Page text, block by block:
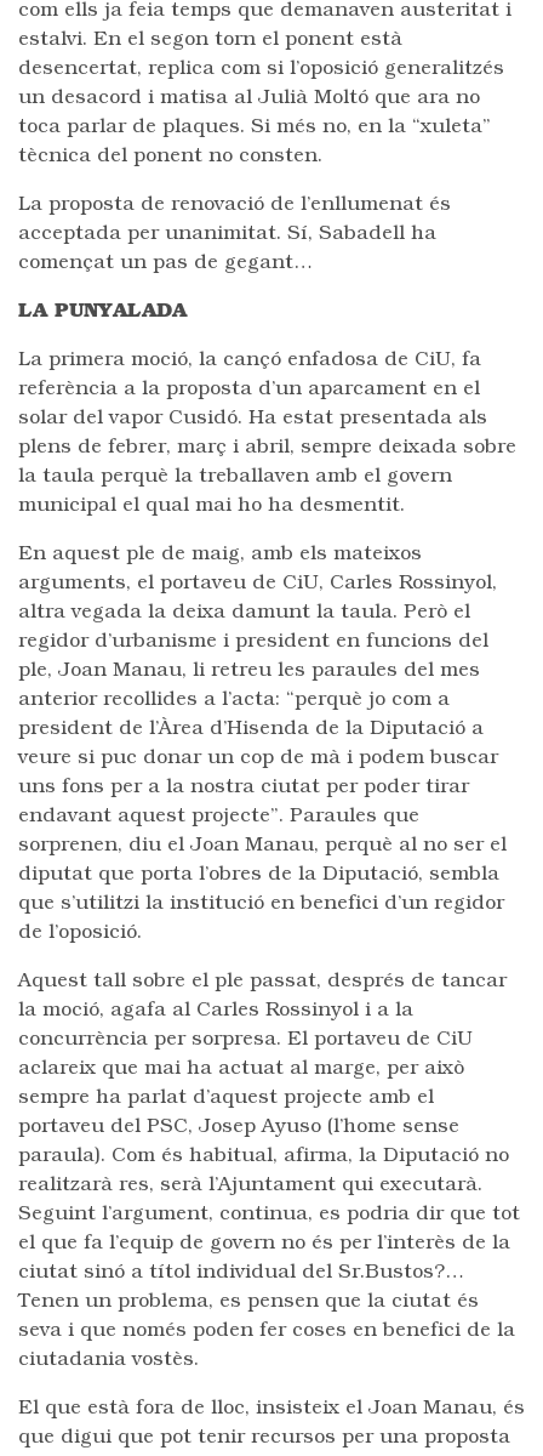
com ells ja feia temps que demanaven austeritat i
estalvi. En el segon torn el ponent està
desencertat, replica com si l’oposició generalitzés
un desacord i matisa al Julià Moltó que ara no
toca parlar de plaques. Si més no, en la “xuleta”
tècnica del ponent no consten.
La proposta de renovació de l’enllumenat és
acceptada per unanimitat. Sí, Sabadell ha
començat un pas de gegant…
LA PUNYALADA
La primera moció, la cançó enfadosa de CiU, fa
referència a la proposta d’un aparcament en el
solar del vapor Cusidó. Ha estat presentada als
plens de febrer, març i abril, sempre deixada sobre
la taula perquè la treballaven amb el govern
municipal el qual mai ho ha desmentit.
En aquest ple de maig, amb els mateixos
arguments, el portaveu de CiU, Carles Rossinyol,
altra vegada la deixa damunt la taula. Però el
regidor d’urbanisme i president en funcions del
ple, Joan Manau, li retreu les paraules del mes
anterior recollides a l’acta: “perquè jo com a
president de l’Àrea d’Hisenda de la Diputació a
veure si puc donar un cop de mà i podem buscar
uns fons per a la nostra ciutat per poder tirar
endavant aquest projecte”. Paraules que
sorprenen, diu el Joan Manau, perquè al no ser el
diputat que porta l’obres de la Diputació, sembla
que s’utilitzi la institució en benefici d’un regidor
de l’oposició.
Aquest tall sobre el ple passat, després de tancar
la moció, agafa al Carles Rossinyol i a la
concurrència per sorpresa. El portaveu de CiU
aclareix que mai ha actuat al marge, per això
sempre ha parlat d’aquest projecte amb el
portaveu del PSC, Josep Ayuso (l’home sense
paraula). Com és habitual, afirma, la Diputació no
realitzarà res, serà l’Ajuntament qui executarà.
Seguint l’argument, continua, es podria dir que tot
el que fa l’equip de govern no és per l’interès de la
ciutat sinó a títol individual del Sr.Bustos?…
Tenen un problema, es pensen que la ciutat és
seva i que només poden fer coses en benefici de la
ciutadania vostès.
El que està fora de lloc, insisteix el Joan Manau, és
que digui que pot tenir recursos per una proposta